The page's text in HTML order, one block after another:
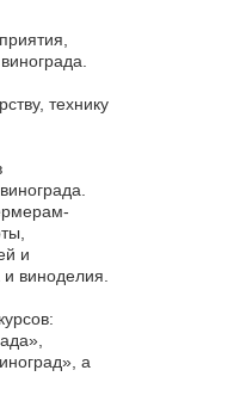
технику
и
и виноделия.
а